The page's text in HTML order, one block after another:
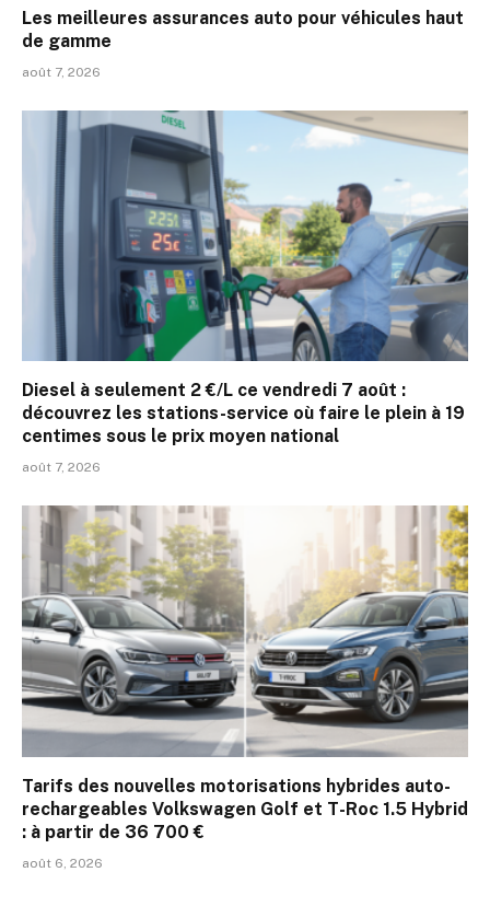
Les meilleures assurances auto pour véhicules haut
de gamme
août 7, 2026
Diesel à seulement 2 €/L ce vendredi 7 août :
découvrez les stations-service où faire le plein à 19
centimes sous le prix moyen national
août 7, 2026
Tarifs des nouvelles motorisations hybrides auto-
rechargeables Volkswagen Golf et T-Roc 1.5 Hybrid
: à partir de 36 700 €
août 6, 2026